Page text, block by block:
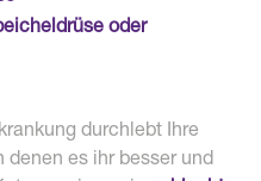
oder
durchlebt Ihre
denen es ihr besser und